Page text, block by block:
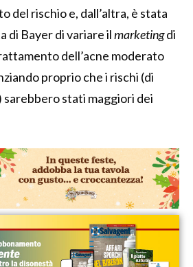
del rischio e, dall’altra, è stata
di Bayer di variare ilmarketingdi
dell’acne moderato
proprio che i rischi (di
stati maggiori dei